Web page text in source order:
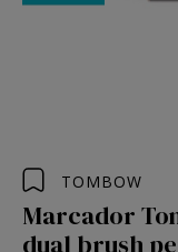
TOMBOW
Marcador
dual brush